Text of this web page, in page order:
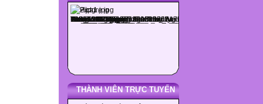
THÀNH VIÊN TRỰC TUYẾN